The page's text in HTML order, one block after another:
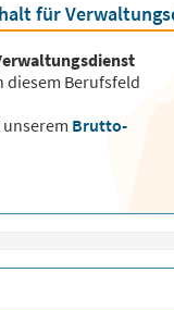
für
diesem Berufsfeld
unserem Brutto-